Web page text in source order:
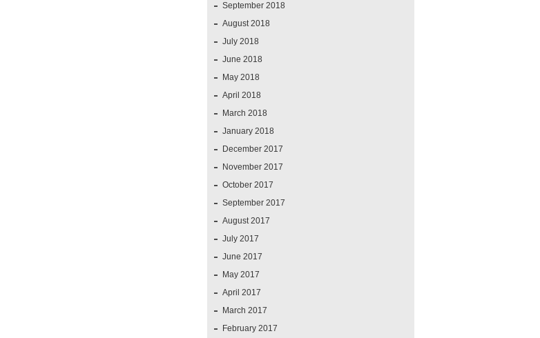
September 2018
August 2018
July 2018
June 2018
May 2018
April 2018
March 2018
January 2018
December 2017
November 2017
October 2017
September 2017
August 2017
July 2017
June 2017
May 2017
April 2017
March 2017
February 2017